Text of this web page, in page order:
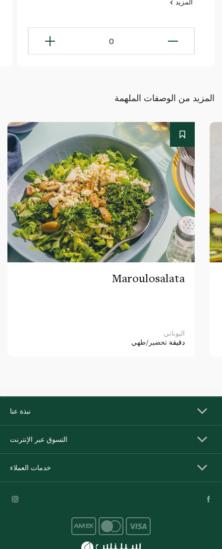
المزيد
0
المزيد من الوصفات الملهمة
Maroulosalata
اليوناني
دقيقة تحضير/طهي
نبذة عنا
التسوق عبر الإنترنت
خدمات العملاء